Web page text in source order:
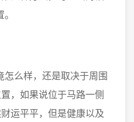
么样，还是取决于周围
，如果说位于马路一侧
运平平，但是健康以及